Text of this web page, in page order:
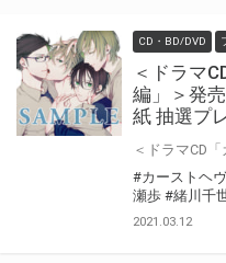
CD・BD/DVD
＜ドラマ
編」＞発
紙 抽選プ
#カーストヘ
瀬歩 #緒川千
2021.03.12